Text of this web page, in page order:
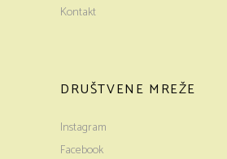
Kontakt
DRUŠTVENE MREŽE
Instagram
Facebook